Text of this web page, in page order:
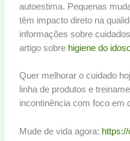
autoestima. Pequenas
têm impacto direto na
informações sobre
artigo sobre higiene do
Quer melhorar o cuidado
linha de produtos e
incontinência com foco em
Mude de vida agora: